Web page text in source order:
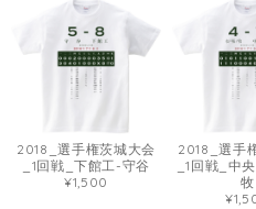
2018_選手権茨城大会
_1回戦_下館工-守谷
¥1,500
2018_選手
_1回戦_中
牧